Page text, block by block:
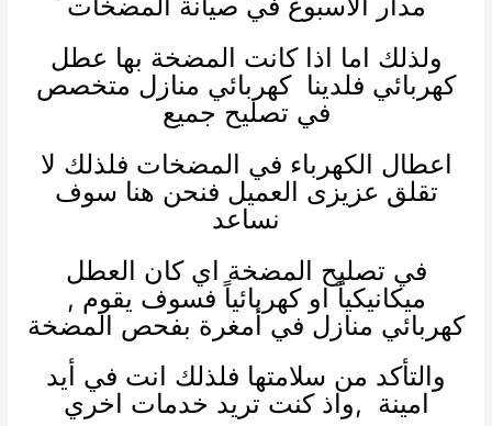
ولذلك اما اذا كانت المضخة بها عطل
كهربائي فلديناكهربائي منازل متخصص
في تصليح جميع
اعطال الكهرباء في المضخات فلذلك لا
تقلق عزيزى العميل فنحن هنا سوف
نساعد
في تصليح المضخة اي كان العطل
ميكانيكياً او كهربائياً فسوف يقوم ,
كهربائي منازلفي أمغرة بفحص المضخة
والتأكد من سلامتها فلذلك انت في أيد
امينة ,واذ كنت تريد خدمات اخري